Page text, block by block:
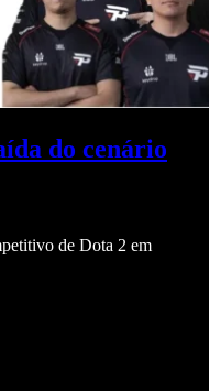
do cenário
de Dota 2 em